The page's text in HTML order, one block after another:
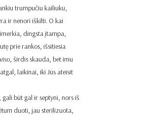
trumpučiu kailiuku,
ir nenori iškilti. O kai
dingsta įtampa,
prie rankos, išsitiesia
širdis skauda, bet imu
laikinai, iki Jūs ateisit
būt gal ir septyni, nors iš
duoti, jau sterilizuota,